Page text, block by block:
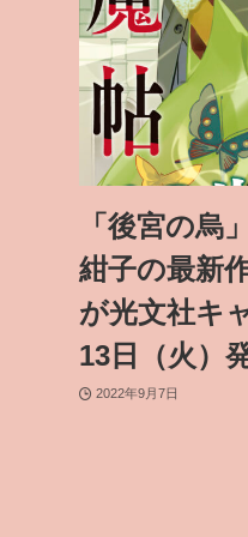
「後宮の烏
紺子の最新
が光文社キ
13日（火）
2022年9月7日